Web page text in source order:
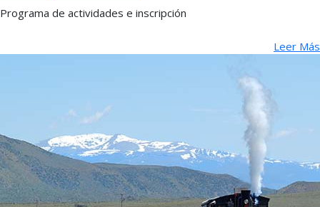
Programa de actividades e inscripción
Leer Más